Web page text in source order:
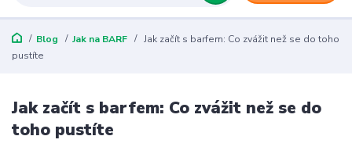
Blog Jak na BARF
Jak začít s barfem: Co zvážit než se do toho
pustíte
Jak začít s barfem: Co zvážit než se do
toho pustíte